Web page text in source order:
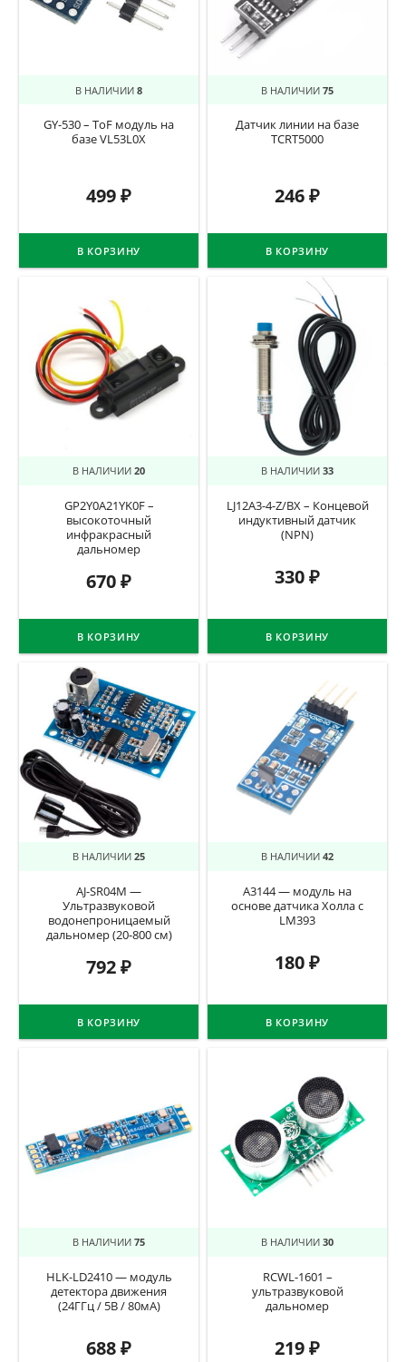
В НАЛИЧИИ 8
GY-530 – ToF модуль на
базе VL53L0X
499₽
В КОРЗИНУ
В НАЛИЧИИ 75
Датчик линии на базе
TCRT5000
246₽
В КОРЗИНУ
В НАЛИЧИИ 20
GP2Y0A21YK0F –
высокоточный
инфракрасный
дальномер
670₽
В КОРЗИНУ
В НАЛИЧИИ 33
LJ12A3-4-Z/BX – Концевой
индуктивный датчик
(NPN)
330₽
В КОРЗИНУ
В НАЛИЧИИ 25
AJ-SR04M —
Ультразвуковой
водонепроницаемый
дальномер (20-800 см)
792₽
В КОРЗИНУ
В НАЛИЧИИ 42
A3144 — модуль на
основе датчика Холла с
LM393
180₽
В КОРЗИНУ
В НАЛИЧИИ 75
HLK-LD2410 — модуль
детектора движения
(24ГГц / 5В / 80мА)
688₽
В НАЛИЧИИ 30
RCWL-1601 –
ультразвуковой
дальномер
219₽